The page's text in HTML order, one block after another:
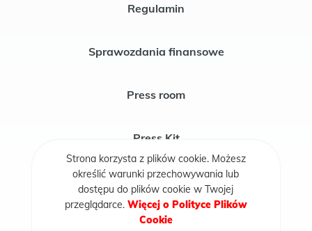
Regulamin
Sprawozdania finansowe
Press room
Press Kit
Publikacje
Strona korzysta z plików cookie. Możesz
określić warunki przechowywania lub
dostępu do plików cookie w Twojej
przeglądarce. Więcej o Polityce Plików
Cookie